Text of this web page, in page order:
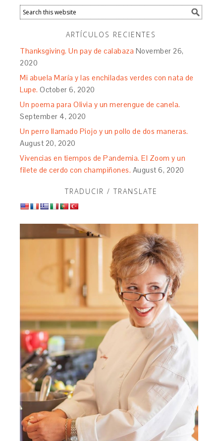
ARTÍCULOS RECIENTES
Thanksgiving. Un pay de calabaza November 26,
2020
Mi abuela María y las enchiladas verdes con nata de
Lupe. October 6, 2020
Un poema para Olivia y un merengue de canela.
September 4, 2020
Un perro llamado Piojo y un pollo de dos maneras.
August 20, 2020
Vivencias en tiempos de Pandemia. El Zoom y un
filete de cerdo con champiñones. August 6, 2020
TRADUCIR / TRANSLATE